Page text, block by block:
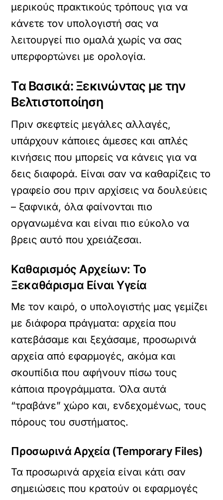
μερικούς πρακτικούς τρόπους για να
κάνετε τον υπολογιστή σας να
λειτουργεί πιο ομαλά χωρίς να σας
υπερφορτώνει με ορολογία.
Τα Βασικά: Ξεκινώντας με την
Βελτιστοποίηση
Πριν σκεφτείς μεγάλες αλλαγές,
υπάρχουν κάποιες άμεσες και απλές
κινήσεις που μπορείς να κάνεις για να
δεις διαφορά. Είναι σαν να καθαρίζεις το
γραφείο σου πριν αρχίσεις να δουλεύεις
– ξαφνικά, όλα φαίνονται πιο
οργανωμένα και είναι πιο εύκολο να
βρεις αυτό που χρειάζεσαι.
Καθαρισμός Αρχείων: Το
Ξεκαθάρισμα Είναι Υγεία
Με τον καιρό, ο υπολογιστής μας γεμίζει
με διάφορα πράγματα: αρχεία που
κατεβάσαμε και ξεχάσαμε, προσωρινά
αρχεία από εφαρμογές, ακόμα και
σκουπίδια που αφήνουν πίσω τους
κάποια προγράμματα. Όλα αυτά
“τραβάνε” χώρο και, ενδεχομένως, τους
πόρους του συστήματος.
Προσωρινά Αρχεία (Temporary Files)
Τα προσωρινά αρχεία είναι κάτι σαν
σημειώσεις που κρατούν οι εφαρμογές